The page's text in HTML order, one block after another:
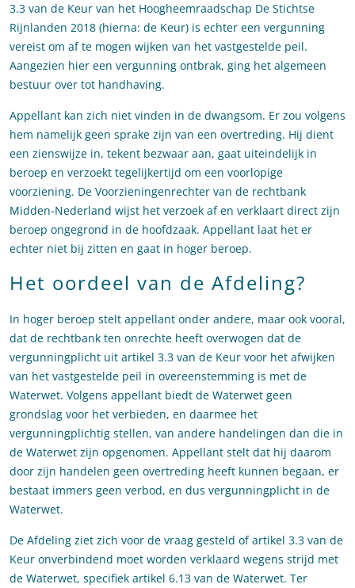
3.3 van de Keur van het Hoogheemraadschap De Stichtse
Rijnlanden 2018 (hierna: de Keur) is echter een vergunning
vereist om af te mogen wijken van het vastgestelde peil.
Aangezien hier een vergunning ontbrak, ging het algemeen
bestuur over tot handhaving.
Appellant kan zich niet vinden in de dwangsom. Er zou volgens
hem namelijk geen sprake zijn van een overtreding. Hij dient
een zienswijze in, tekent bezwaar aan, gaat uiteindelijk in
beroep en verzoekt tegelijkertijd om een voorlopige
voorziening. De Voorzieningenrechter van de rechtbank
Midden-Nederland wijst het verzoek af en verklaart direct zijn
beroep ongegrond in de hoofdzaak. Appellant laat het er
echter niet bij zitten en gaat in hoger beroep.
Het oordeel van de Afdeling?
In hoger beroep stelt appellant onder andere, maar ook vooral,
dat de rechtbank ten onrechte heeft overwogen dat de
vergunningplicht uit artikel 3.3 van de Keur voor het afwijken
van het vastgestelde peil in overeenstemming is met de
Waterwet. Volgens appellant biedt de Waterwet geen
grondslag voor het verbieden, en daarmee het
vergunningplichtig stellen, van andere handelingen dan die in
de Waterwet zijn opgenomen. Appellant stelt dat hij daarom
door zijn handelen geen overtreding heeft kunnen begaan, er
bestaat immers geen verbod, en dus vergunningplicht in de
Waterwet.
De Afdeling ziet zich voor de vraag gesteld of artikel 3.3 van de
Keur onverbindend moet worden verklaard wegens strijd met
de Waterwet, specifiek artikel 6.13 van de Waterwet. Ter